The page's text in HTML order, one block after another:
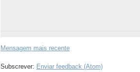
Mensagem mais recente
Subscrever: Enviar feedback (Atom)